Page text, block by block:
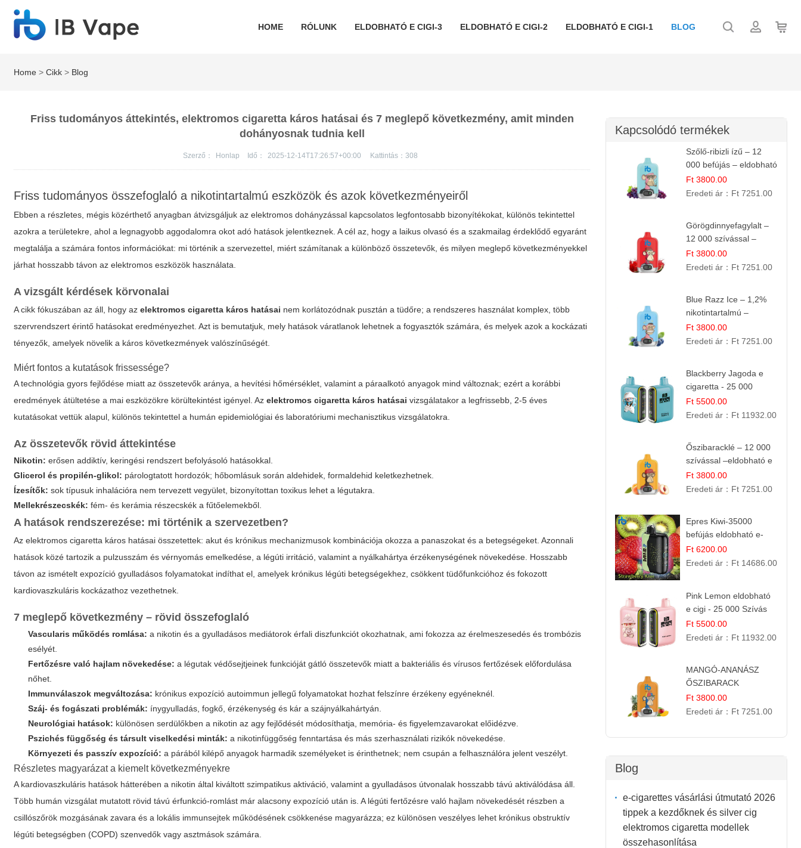
HOME RÓLUNK ELDOBHATÓ E CIGI-3 ELDOBHATÓ E CIGI-2 ELDOBHATÓ E CIGI-1 BLOG
Home >Cikk > Blog
Friss tudományos áttekintés, elektromos cigaretta káros hatásai és 7 meglepő következmény, amit minden
dohányosnak tudnia kell
Szerző： Honlap Idő： 2025-12-14T17:26:57+00:00 Kattintás：308
Friss tudományos összefoglaló a nikotintartalmú eszközök és azok következményeiről
Ebben a részletes, mégis közérthető anyagban átvizsgáljuk az elektromos dohányzással kapcsolatos legfontosabb bizonyítékokat, különös tekintettel
azokra a területekre, ahol a legnagyobb aggodalomra okot adó hatások jelentkeznek. A cél az, hogy a laikus olvasó és a szakmailag érdeklődő egyaránt
megtalálja a számára fontos információkat: mi történik a szervezettel, miért számítanak a különböző összetevők, és milyen meglepő következményekkel
járhat hosszabb távon az elektromos eszközök használata.
A vizsgált kérdések körvonalai
A cikk fókuszában az áll, hogy azelektromos cigaretta káros hatásai nem korlátozódnak pusztán a tüdőre; a rendszeres használat komplex, több
szervrendszert érintő hatásokat eredményezhet. Azt is bemutatjuk, mely hatások váratlanok lehetnek a fogyasztók számára, és melyek azok a kockázati
tényezők, amelyek növelik a káros következmények valószínűségét.
Miért fontos a kutatások frissessége?
A technológia gyors fejlődése miatt az összetevők aránya, a hevítési hőmérséklet, valamint a páraalkotó anyagok mind változnak; ezért a korábbi
eredmények átültetése a mai eszközökre körültekintést igényel. Azelektromos cigaretta káros hatásai vizsgálatakor a legfrissebb, 2-5 éves
kutatásokat vettük alapul, különös tekintettel a humán epidemiológiai és laboratóriumi mechanisztikus vizsgálatokra.
Az összetevők rövid áttekintése
Nikotin: erősen addiktív, keringési rendszert befolyásoló hatásokkal.
Glicerol és propilén-glikol: párologtatott hordozók; hőbomlásuk során aldehidek, formaldehid keletkezhetnek.
Ízesítők: sok típusuk inhalációra nem tervezett vegyület, bizonyítottan toxikus lehet a légutakra.
Mellekrészecskék: fém- és kerámia részecskék a fűtőelemekből.
A hatások rendszerezése: mi történik a szervezetben?
Azelektromos cigaretta káros hatásai összetettek: akut és krónikus mechanizmusok kombinációja okozza a panaszokat és a betegségeket. Azonnali
hatások közé tartozik a pulzusszám és vérnyomás emelkedése, a légúti irritáció, valamint a nyálkahártya érzékenységének növekedése. Hosszabb
távon az ismételt expozíció gyulladásos folyamatokat indíthat el, amelyek krónikus légúti betegségekhez, csökkent tüdőfunkcióhoz és fokozott
kardiovaszkuláris kockázathoz vezethetnek.
7 meglepő következmény – rövid összefoglaló
Vascularis működés romlása: a nikotin és a gyulladásos mediátorok érfali diszfunkciót okozhatnak, ami fokozza az érelmeszesedés és trombózis
esélyét.
Fertőzésre való hajlam növekedése: a légutak védősejtjeinek funkcióját gátló összetevők miatt a bakteriális és vírusos fertőzések előfordulása
nőhet.
Immunválaszok megváltozása: krónikus expozíció autoimmun jellegű folyamatokat hozhat felszínre érzékeny egyéneknél.
Száj- és fogászati problémák: ínygyulladás, fogkő, érzékenység és kár a szájnyálkahártyán.
Neurológiai hatások: különösen serdülőkben a nikotin az agy fejlődését módosíthatja, memória- és figyelemzavarokat előidézve.
Pszichés függőség és társult viselkedési minták: a nikotinfüggőség fenntartása és más szerhasználati rizikók növekedése.
Környezeti és passzív expozíció: a párából kilépő anyagok harmadik személyeket is érinthetnek; nem csupán a felhasználóra jelent veszélyt.
Részletes magyarázat a kiemelt következményekre
A kardiovaszkuláris hatások hátterében a nikotin által kiváltott szimpatikus aktiváció, valamint a gyulladásos útvonalak hosszabb távú aktiválódása áll.
Több humán vizsgálat mutatott rövid távú érfunkció-romlást már alacsony expozíció után is. A légúti fertőzésre való hajlam növekedését részben a
csillószőrök mozgásának zavara és a lokális immunsejtek működésének csökkenése magyarázza; ez különösen veszélyes lehet krónikus obstruktív
légúti betegségben (COPD) szenvedők vagy asztmások számára.
Kapcsolódó termékek
Szőlő-ribizli ízű – 12
000 befújás – eldobható
e cigi
Ft 3800.00
Eredeti ár： Ft 7251.00
Görögdinnyefagylalt –
12 000 szívással –
eldobható elektromos
cigi
Ft 3800.00
Eredeti ár： Ft 7251.00
Blue Razz Ice – 1,2%
nikotintartalmú –
eldobható e cigi
Ft 3800.00
Eredeti ár： Ft 7251.00
Blackberry Jagoda e
cigaretta - 25 000
szívás
Ft 5500.00
Eredeti ár： Ft 11932.00
Őszibaracklé – 12 000
szívással –eldobható e
cigi
Ft 3800.00
Eredeti ár： Ft 7251.00
Epres Kiwi-35000
befújás eldobható e-
cigaretta
Ft 6200.00
Eredeti ár： Ft 14686.00
Pink Lemon eldobható
e cigi - 25 000 Szívás
Ft 5500.00
Eredeti ár： Ft 11932.00
MANGÓ-ANANÁSZ
ŐSZIBARACK
elektromos cigi – 12
000 befújás
Ft 3800.00
Eredeti ár： Ft 7251.00
Blog
e-cigarettes vásárlási útmutató 2026
tippek a kezdőknek és silver cig
elektromos cigaretta modellek
összehasonlítása